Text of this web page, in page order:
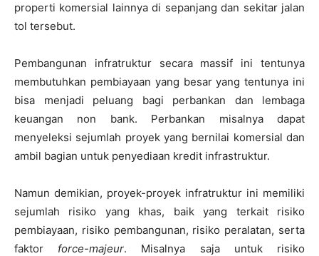
properti komersial lainnya di sepanjang dan sekitar jalan
tol tersebut.
Pembangunan infratruktur secara massif ini tentunya
membutuhkan pembiayaan yang besar yang tentunya ini
bisa menjadi peluang bagi perbankan dan lembaga
keuangan non bank. Perbankan misalnya dapat
menyeleksi sejumlah proyek yang bernilai komersial dan
ambil bagian untuk penyediaan kredit infrastruktur.
Namun demikian, proyek-proyek infratruktur ini memiliki
sejumlah risiko yang khas, baik yang terkait risiko
pembiayaan, risiko pembangunan, risiko peralatan, serta
faktor force-majeur. Misalnya saja untuk risiko